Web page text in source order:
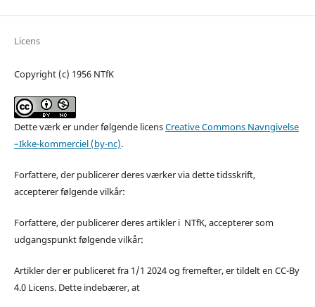
Licens
Copyright (c) 1956 NTfK
Dette værk er under følgende licensCreative Commons Navngivelse
–Ikke-kommerciel (by-nc).
Forfattere, der publicerer deres værker via dette tidsskrift,
accepterer følgende vilkår:
Forfattere, der publicerer deres artikler i NTfK, accepterer som
udgangspunkt følgende vilkår:
Artikler der er publiceret fra 1/1 2024 og fremefter, er tildelt en CC-By
4.0 Licens. Dette indebærer, at